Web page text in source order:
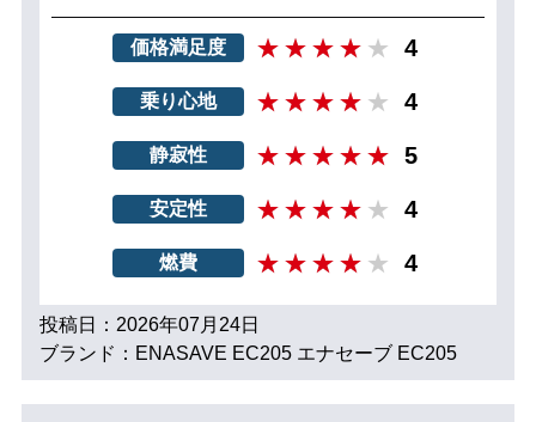
価格満足度 4
乗り心地 4
静寂性 5
安定性 4
燃費 4
投稿日：2026年07月24日
ブランド：ENASAVE EC205 エナセーブ EC205